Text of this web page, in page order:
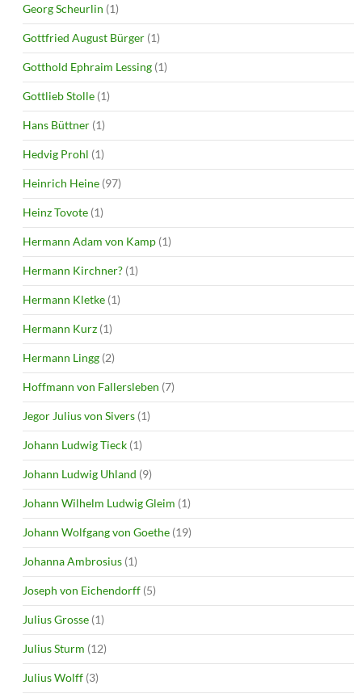
Georg Scheurlin (1)
Gottfried August Bürger (1)
Gotthold Ephraim Lessing (1)
Gottlieb Stolle (1)
Hans Büttner (1)
Hedvig Prohl (1)
Heinrich Heine (97)
Heinz Tovote (1)
Hermann Adam von Kamp (1)
Hermann Kirchner? (1)
Hermann Kletke (1)
Hermann Kurz (1)
Hermann Lingg (2)
Hoffmann von Fallersleben (7)
Jegor Julius von Sivers (1)
Johann Ludwig Tieck (1)
Johann Ludwig Uhland (9)
Johann Wilhelm Ludwig Gleim (1)
Johann Wolfgang von Goethe (19)
Johanna Ambrosius (1)
Joseph von Eichendorff (5)
Julius Grosse (1)
Julius Sturm (12)
Julius Wolff (3)